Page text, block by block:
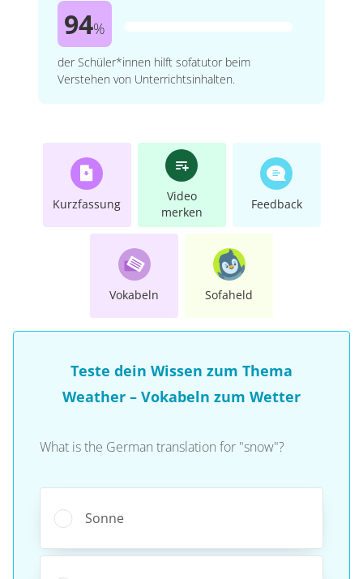
94%
der Schüler*innen hilft sofatutor beim
Verstehen von Unterrichtsinhalten.
Kurzfassung
Video
merken
Feedback
Vokabeln Sofaheld
Teste dein Wissen zum Thema
Weather – Vokabeln zum Wetter
What is the German translation for "snow"?
Sonne